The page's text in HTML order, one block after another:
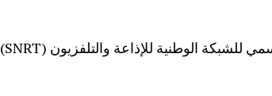
وأفاد بيان للسلطات المحلية نقله الموقع الرسمي للشبكة الوطنية للإذاعة والتلفزيون (SNRT)